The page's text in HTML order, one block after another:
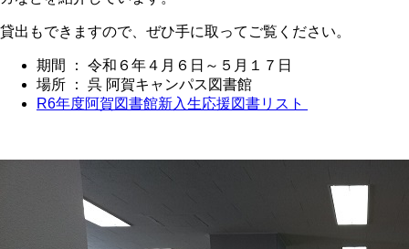
貸出もできますので、ぜひ手に取ってご覧ください。
期間 ： 令和６年４月６日～５月１７日
場所 ： 呉 阿賀キャンパス図書館
R6年度阿賀図書館新入生応援図書リスト